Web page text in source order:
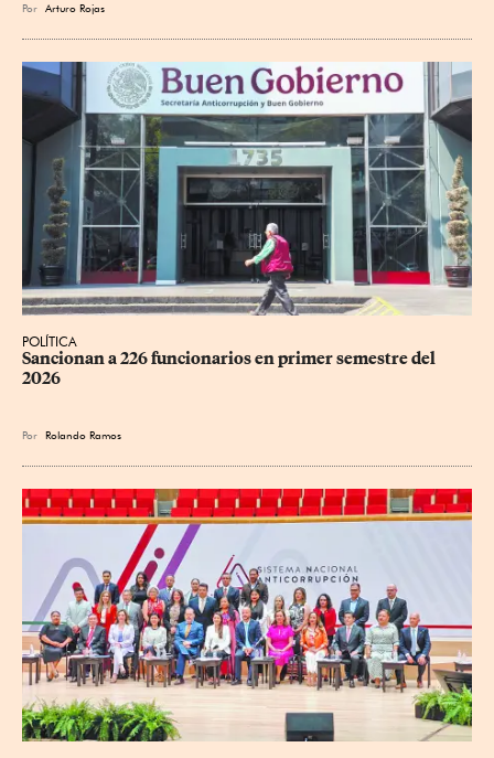
Por Arturo Rojas
POLÍTICA
Sancionan a 226 funcionarios en primer semestre del
2026
Por Rolando Ramos